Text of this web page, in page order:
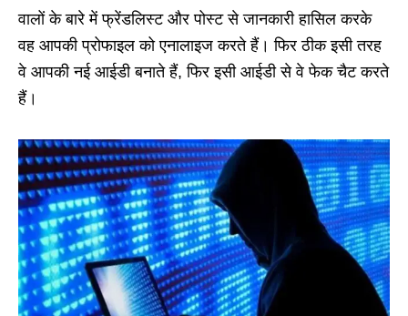
वालों के बारे में फ्रेंडलिस्ट और पोस्ट से जानकारी हासिल करके
वह आपकी प्रोफाइल को एनालाइज करते हैं। फिर ठीक इसी तरह
वे आपकी नई आईडी बनाते हैं, फिर इसी आईडी से वे फेक चैट करते
हैं।